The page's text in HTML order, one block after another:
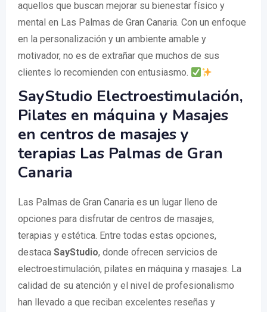
aquellos que buscan mejorar su bienestar físico y
mental en Las Palmas de Gran Canaria. Con un enfoque
en la personalización y un ambiente amable y
motivador, no es de extrañar que muchos de sus
clientes lo recomienden con entusiasmo.
SayStudio Electroestimulación,
Pilates en máquina y Masajes
en centros de masajes y
terapias Las Palmas de Gran
Canaria
Las Palmas de Gran Canaria es un lugar lleno de
opciones para disfrutar de centros de masajes,
terapias y estética. Entre todas estas opciones,
destaca SayStudio, donde ofrecen servicios de
electroestimulación, pilates en máquina y masajes. La
calidad de su atención y el nivel de profesionalismo
han llevado a que reciban excelentes reseñas y